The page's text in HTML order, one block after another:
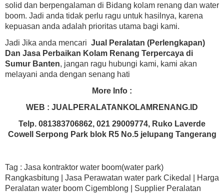
solid dan berpengalaman di Bidang kolam renang dan water
boom. Jadi anda tidak perlu ragu untuk hasilnya, karena
kepuasan anda adalah prioritas utama bagi kami.
Jadi Jika anda mencari Jual Peralatan (Perlengkapan)
Dan Jasa Perbaikan Kolam Renang Terpercaya di
Sumur Banten, jangan ragu hubungi kami, kami akan
melayani anda dengan senang hati
More Info :
WEB : JUALPERALATANKOLAMRENANG.ID
Telp. 081383706862, 021 29009774, Ruko Laverde
Cowell Serpong Park blok R5 No.5 jelupang Tangerang
Tag : Jasa kontraktor water boom(water park)
Rangkasbitung | Jasa Perawatan water park Cikedal | Harga
Peralatan water boom Cigemblong | Supplier Peralatan